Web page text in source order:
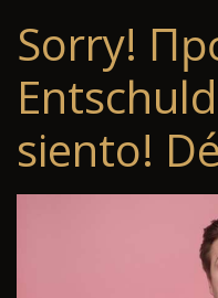
Sorry!
siento!